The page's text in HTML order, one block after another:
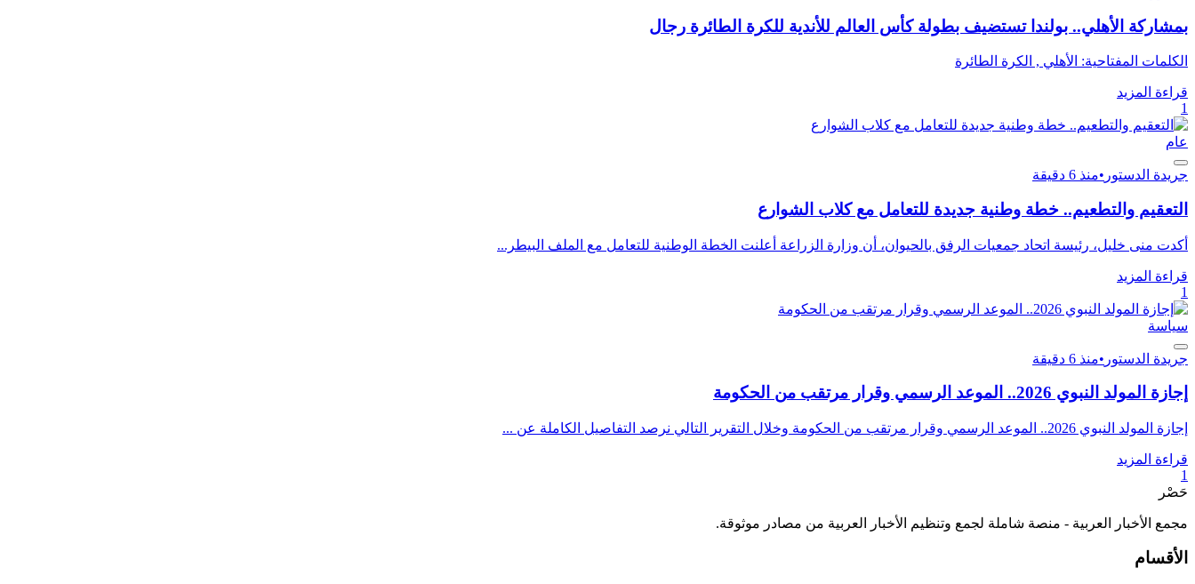
بمشاركة الأهلي.. بولندا تستضيف بطولة كأس العالم للأندية للكرة الطائرة رجال
الكلمات المفتاحية: الأهلي , الكرة الطائرة
قراءة المزيد
1
عام
جريدة الدستور •منذ 6 دقيقة
التعقيم والتطعيم.. خطة وطنية جديدة للتعامل مع كلاب الشوارع
أكدت منى خليل، رئيسة اتحاد جمعيات الرفق بالحيوان، أن وزارة الزراعة أعلنت الخطة الوطنية للتعامل مع الملف البيطر...
قراءة المزيد
1
سياسة
جريدة الدستور •منذ 6 دقيقة
إجازة المولد النبوي 2026.. الموعد الرسمي وقرار مرتقب من الحكومة
إجازة المولد النبوي 2026.. الموعد الرسمي وقرار مرتقب من الحكومة وخلال التقرير التالي نرصد التفاصيل الكاملة عن ...
قراءة المزيد
1
حَصْر
مجمع الأخبار العربية - منصة شاملة لجمع وتنظيم الأخبار العربية من مصادر موثوقة.
الأقسام